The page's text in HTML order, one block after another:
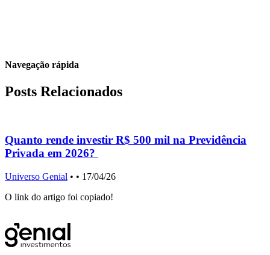
Navegação rápida
Posts Relacionados
Quanto rende investir R$ 500 mil na Previdência
Privada em 2026?
Universo Genial • • 17/04/26
O link do artigo foi copiado!